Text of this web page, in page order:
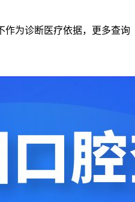
作为诊断医疗依据，更多查询